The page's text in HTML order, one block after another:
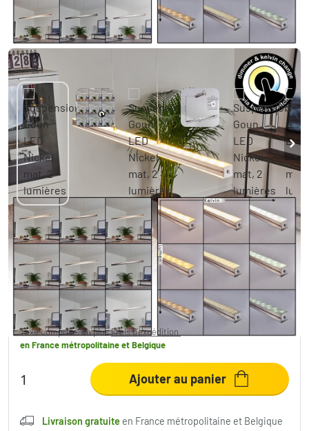
Suspension Goun LED Nickel mat, 2
lumières
-3% 220,99 €
Vous économisez9,00 € PVC:229,99 €
Taxe comprise, en plusFrais d'expédition
en France métropolitaine et Belgique
Ajouter au panier
Livraison gratuite en France métropolitaine et Belgique